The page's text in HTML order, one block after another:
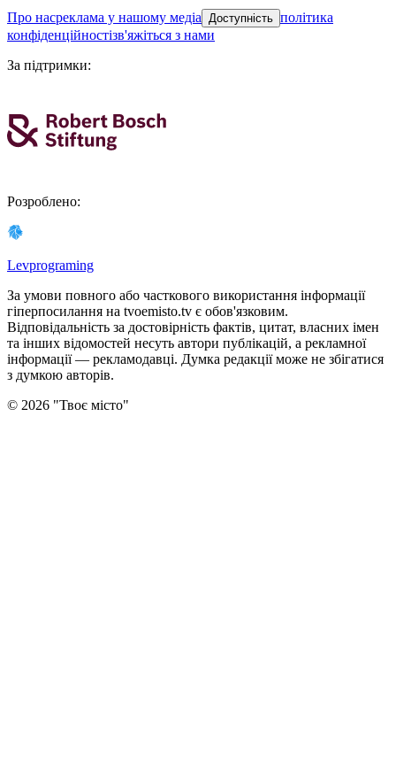
про насреклама у нашому медіа Доступність політика
конфіденційностізв'яжіться з нами
За підтримки:
Розроблено:
Levprograming
За умови повного або часткового використання iнформацiї
гіперпосилання на tvoemisto.tv є обов'язковим.
Відповідальність за достовірність фактів, цитат, власних імен
та інших відомостей несуть автори публікацій, а рекламної
інформації — рекламодавці. Думка редакцiї може не збiгатися
з думкою авторiв.
© 2026 "Твоє місто"